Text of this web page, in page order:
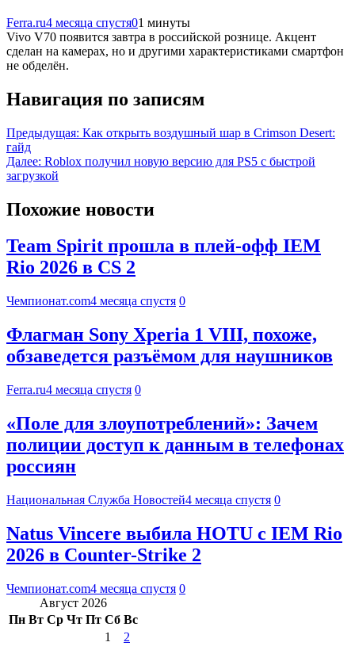
Ferra.ru4 месяца спустя01 минуты
Vivo V70 появится завтра в российской рознице. Акцент
сделан на камерах, но и другими характеристиками смартфон
не обделён.
Навигация по записям
Предыдущая: Как открыть воздушный шар в Crimson Desert:
гайд
Далее: Roblox получил новую версию для PS5 с быстрой
загрузкой
Похожие новости
Team Spirit прошла в плей-офф IEM
Rio 2026 в CS 2
Чемпионат.com4 месяца спустя 0
Флагман Sony Xperia 1 VIII, похоже,
обзаведется разъёмом для наушников
Ferra.ru4 месяца спустя 0
«Поле для злоупотреблений»: Зачем
полиции доступ к данным в телефонах
россиян
Национальная Служба Новостей4 месяца спустя 0
Natus Vincere выбила HOTU с IEM Rio
2026 в Counter-Strike 2
Чемпионат.com4 месяца спустя 0
Август 2026
Пн Вт Ср Чт Пт Сб Вс
1
2